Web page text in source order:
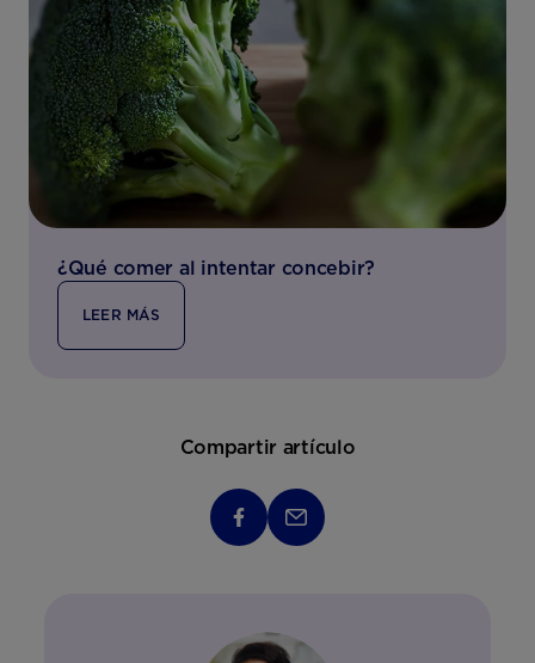
¿Qué comer al intentar concebir?
LEER MÁS
Compartir artículo